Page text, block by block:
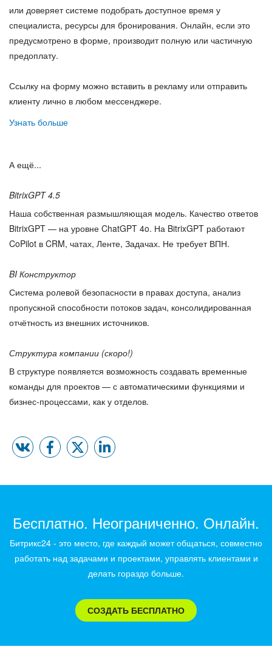
или доверяет системе подобрать доступное время у
специалиста, ресурсы для бронирования. Онлайн, если это
предусмотрено в форме, производит полную или частичную
предоплату.
Ссылку на форму можно вставить в рекламу или отправить
клиенту лично в любом мессенджере.
Узнать больше
А ещё...
BitrixGPT 4.5
Наша собственная размышляющая модель. Качество ответов
BitrixGPT — на уровне ChatGPT 4o. На BitrixGPT работают
CoPilot в CRM, чатах, Ленте, Задачах. Не требует ВПН.
BI Конструктор
Система ролевой безопасности в правах доступа, анализ
пропускной способности потоков задач, консолидированная
отчётность из внешних источников.
Структура компании (скоро!)
В структуре появляется возможность создавать временные
команды для проектов — с автоматическими функциями и
бизнес-процессами, как у отделов.
Бесплатно. Неограниченно. Онлайн.
Битрикс24 - это место, где каждый может общаться, совместно
работать над задачами и проектами, управлять клиентами и
делать гораздо больше.
СОЗДАТЬ БЕСПЛАТНО